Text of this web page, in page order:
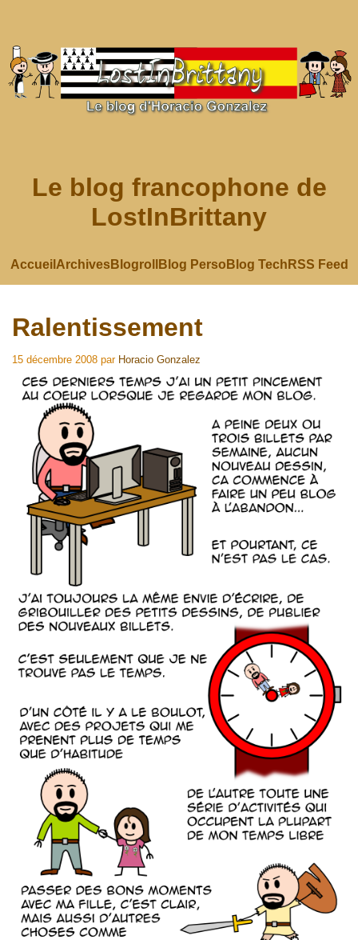
Le blog francophone de
LostInBrittany
Accueil ArchivesBlogroll Blog Perso Blog Tech RSS Feed
Ralentissement
15 décembre 2008 par Horacio Gonzalez